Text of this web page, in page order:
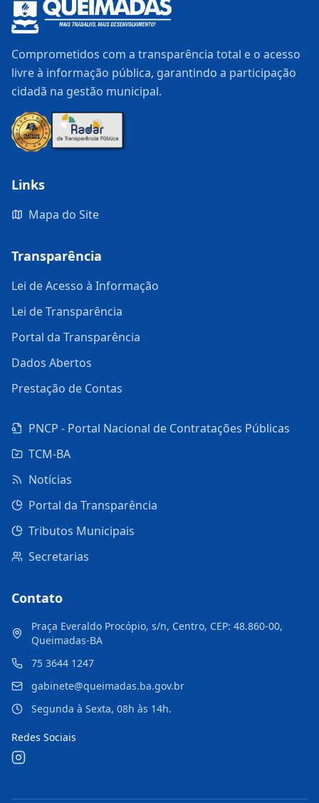
Comprometidos com a transparência total e o acesso
livre à informação pública, garantindo a participação
cidadã na gestão municipal.
Links
Mapa do Site
Transparência
Lei de Acesso à Informação
Lei de Transparência
Portal da Transparência
Dados Abertos
Prestação de Contas
PNCP - Portal Nacional de Contratações Públicas
TCM-BA
Notícias
Portal da Transparência
Tributos Municipais
Secretarias
Contato
Praça Everaldo Procópio, s/n, Centro, CEP: 48.860-00,
Queimadas-BA
75 3644 1247
gabinete@queimadas.ba.gov.br
Segunda à Sexta, 08h às 14h.
Redes Sociais